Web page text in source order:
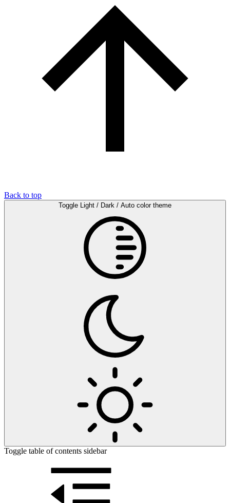
Back to top
Toggle Light / Dark / Auto color theme
Toggle table of contents sidebar